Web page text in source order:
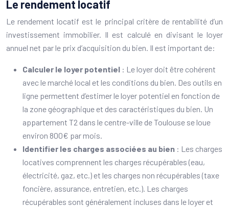
Le rendement locatif
Le rendement locatif est le principal critère de rentabilité d’un
investissement immobilier. Il est calculé en divisant le loyer
annuel net par le prix d’acquisition du bien. Il est important de:
Calculer le loyer potentiel : Le loyer doit être cohérent
avec le marché local et les conditions du bien. Des outils en
ligne permettent d’estimer le loyer potentiel en fonction de
la zone géographique et des caractéristiques du bien. Un
appartement T2 dans le centre-ville de Toulouse se loue
environ 800€ par mois.
Identifier les charges associées au bien : Les charges
locatives comprennent les charges récupérables (eau,
électricité, gaz, etc.) et les charges non récupérables (taxe
foncière, assurance, entretien, etc.). Les charges
récupérables sont généralement incluses dans le loyer et